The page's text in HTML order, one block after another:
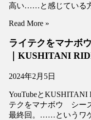
高い……と感じている
Read More »
ライテクをマナボ
｜KUSHITANI
2024年2月5日
YouTubeとKUSHITANI
テクをマナボウ シー
最終回。……というワ